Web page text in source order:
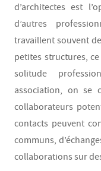
d’architectes est
d’autres
travaillent souvent
petites structures,
solitude
association, on se
collaborateurs
contacts peuvent
communs,
collaborations sur